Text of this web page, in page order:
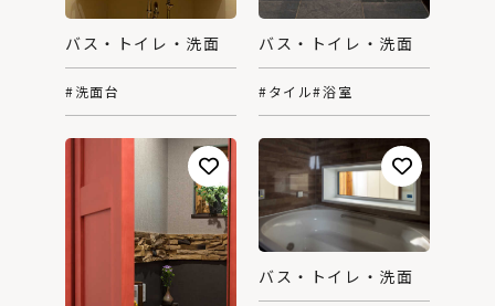
バス・トイレ・洗面
#洗面台
バス・トイレ・洗面
#タイル#浴室
バス・トイレ・洗面